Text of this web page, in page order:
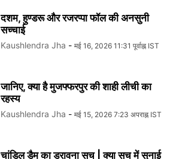
दशम, हुण्डरू और रजरप्पा फॉल की अनसुनी
सच्चाई
Kaushlendra Jha - मई 16, 2026 11:31 पूर्वाह्न IST
जानिए, क्या है मुजफ्फरपुर की शाही लीची का
रहस्य
Kaushlendra Jha - मई 15, 2026 7:23 अपराह्न IST
चांडिल डैम का डरावना सच | क्या सच में सुनाई